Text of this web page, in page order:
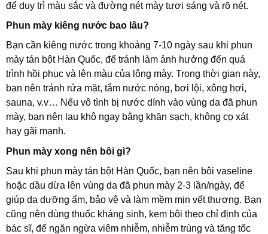
để duy trì màu sắc và đường nét mày tươi sáng và rõ nét.
Phun mày kiêng nước bao lâu?
Bạn cần kiêng nước trong khoảng 7-10 ngày sau khi phun
mày tán bột Hàn Quốc, để tránh làm ảnh hưởng đến quá
trình hồi phục và lên màu của lông mày. Trong thời gian này,
bạn nên tránh rửa mặt, tắm nước nóng, bơi lội, xông hơi,
sauna, v.v… Nếu vô tình bị nước dính vào vùng da đã phun
mày, bạn nên lau khô ngay bằng khăn sạch, không cọ xát
hay gãi mạnh.
Phun mày xong nên bôi gì?
Sau khi phun mày tán bột Hàn Quốc, bạn nên bôi vaseline
hoặc dầu dừa lên vùng da đã phun mày 2-3 lần/ngày, để
giúp da dưỡng ẩm, bảo vệ và làm mềm mịn vết thương. Bạn
cũng nên dùng thuốc kháng sinh, kem bôi theo chỉ định của
bác sĩ, để ngăn ngừa viêm nhiễm, nhiễm trùng và tăng tốc